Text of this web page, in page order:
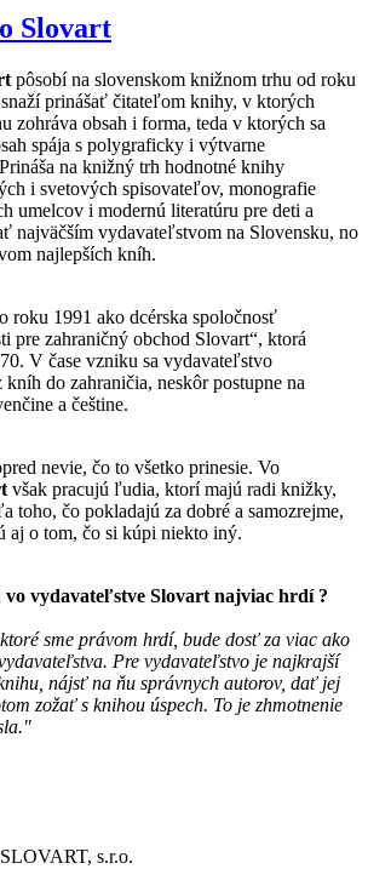
Slovart
pôsobí na slovenskom knižnom trhu od roku
prinášať čitateľom knihy, v ktorých
zohráva obsah i forma, teda v ktorých sa
spája s polygraficky i výtvarne
na knižný trh hodnotné knihy
i svetových spisovateľov, monografie
umelcov i modernú literatúru pre deti a
najväčším vydavateľstvom na Slovensku, no
najlepších kníh.
roku 1991 ako dcérska spoločnosť
pre zahraničný obchod Slovart“, ktorá
V čase vzniku sa vydavateľstvo
do zahraničia, neskôr postupne na
a češtine.
nevie, čo to všetko prinesie. Vo
však pracujú ľudia, ktorí majú radi knižky,
toho, čo pokladajú za dobré a samozrejme,
aj o tom, čo si kúpi niekto iný.
vydavateľstve Slovart najviac hrdí ?
sme právom hrdí, bude dosť za viac ako
Pre vydavateľstvo je najkrajší
nájsť na ňu správnych autorov, dať jej
zožať s knihou úspech. To je zhmotnenie
s.r.o.